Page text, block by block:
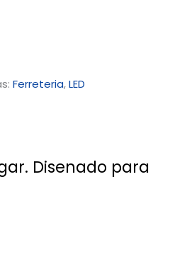
Ferreteria,LED
Disenado para